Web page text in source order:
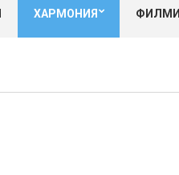
ХАРМОНИЯ ФИЛМИ